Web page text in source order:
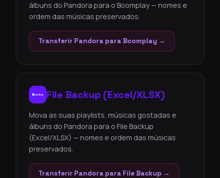
álbuns do Pandora para o Boomplay — nomes e
ordem das músicas preservados.
Transferir Pandora para Boomplay →
File Backup (Excel/XLSX)
Mova as suas playlists, músicas gostadas e
álbuns do Pandora para o File Backup
(Excel/XLSX) — nomes e ordem das músicas
preservados.
Transferir Pandora para File Backup →